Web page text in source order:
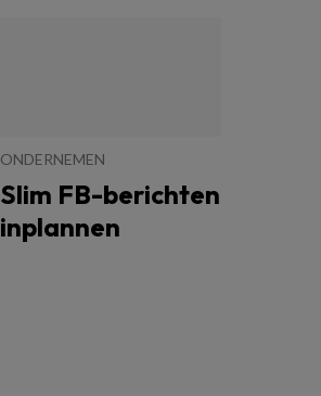
ONDERNEMEN
Slim FB-berichten
inplannen